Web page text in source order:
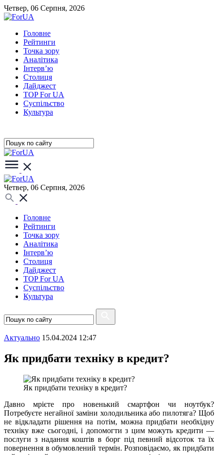
Четвер, 06 Серпня, 2026
Головне
Рейтинги
Точка зору
Аналітика
Інтерв’ю
Столиця
Дайджест
TOP For UA
Суспiльство
Культура
Четвер, 06 Серпня, 2026
Головне
Рейтинги
Точка зору
Аналітика
Інтерв’ю
Столиця
Дайджест
TOP For UA
Суспiльство
Культура
Актуально 15.04.2024 12:47
Як придбати техніку в кредит?
Як придбати техніку в кредит?
Давно мрієте про новенький смартфон чи ноутбук?
Потребуєте негайної заміни холодильника або пилотяга? Щоб
не відкладати рішення на потім, можна придбати необхідну
техніку вже сьогодні, і допомогти з цим можуть кредити —
послуги з надання коштів в борг під певний відсоток та їх
повернення в обумовлений термін. Розповідаємо, як придбати